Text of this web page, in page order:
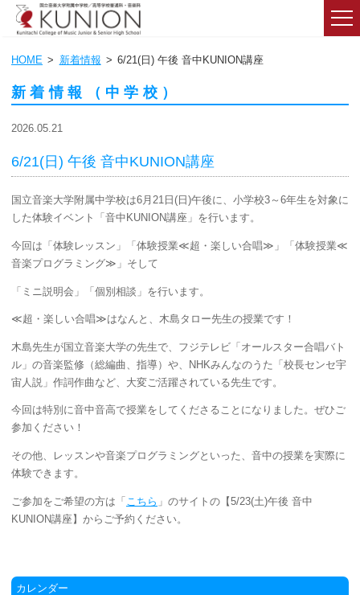
HOME 新着情報 6/21(日) 午後 音中KUNION講座
新着情報（中学校）
2026.05.21
6/21(日) 午後 音中KUNION講座
国立音楽大学附属中学校は6月 21 日 (日 )午後に、小学校3 ～ 6年生を対象に
した体験イベント「音中 KUNION講座」を行います。
今回は「体験レッスン」「体験授業≪超・楽しい合唱≫ 」「体験授業≪
音楽プログラミング≫ 」そして
「ミニ説明会」「個別相談」を行います。
≪超・楽しい合唱≫はなんと、木島タロー先生の授業です！
木島先生が国立音楽大学の先生で、フジテレビ「オールスター合唱バト
ル」の音楽監修（総編曲、指導）や、
NHKみんなのうた「校長センセ宇
宙人説」作詞作曲など、大変ご活躍されている先生です。
今回は特別に音中音高で授業をしてくださることになりました。ぜひご
参加ください！
その他、レッスンや音楽プログラミングといった、音中の授業を実際に
体験できます。
ご参加をご希望の方は「 こちら 」のサイトの【5/23(土)午後 音中
KUNION講座】からご予約ください。
カレンダー